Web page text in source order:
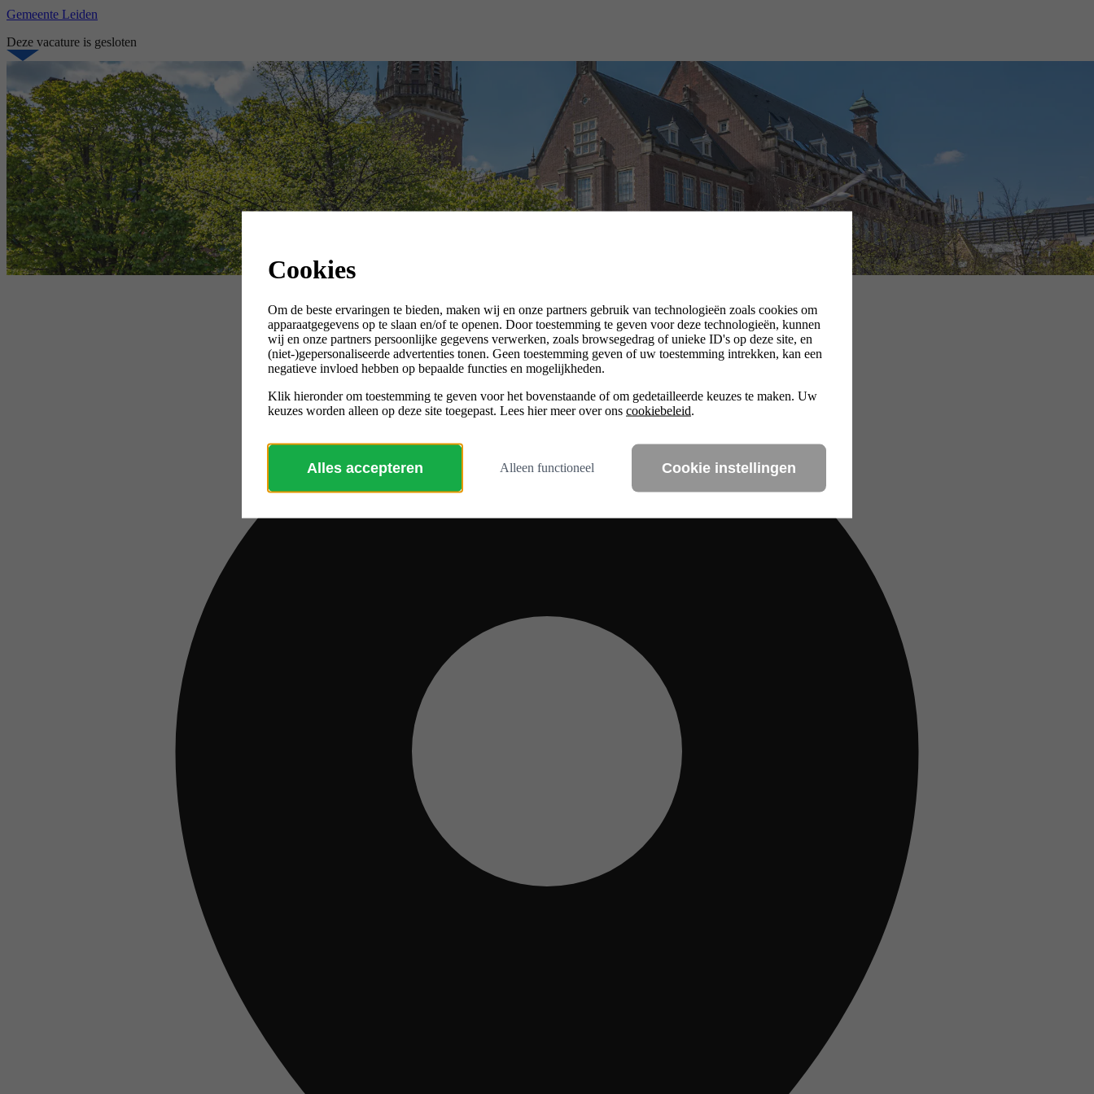
Gemeente Leiden
Deze vacature is gesloten
Cookies
Om de beste ervaringen te bieden, maken wij en onze partners gebruik van technologieën zoals cookies om
apparaatgegevens op te slaan en/of te openen. Door toestemming te geven voor deze technologieën, kunnen
wij en onze partners persoonlijke gegevens verwerken, zoals browsegedrag of unieke ID's op deze site, en
(niet-)gepersonaliseerde advertenties tonen. Geen toestemming geven of uw toestemming intrekken, kan een
negatieve invloed hebben op bepaalde functies en mogelijkheden.
Klik hieronder om toestemming te geven voor het bovenstaande of om gedetailleerde keuzes te maken. Uw
keuzes worden alleen op deze site toegepast. Lees hier meer over ons cookiebeleid.
Alles accepteren Alleen functioneel Cookie instellingen